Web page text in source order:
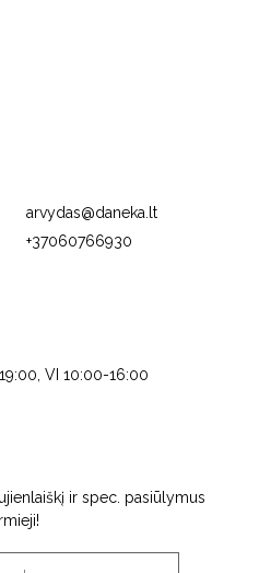
arvydas@daneka.lt
+37060766930
VI 10:00-16:00
ir spec. pasiūlymus